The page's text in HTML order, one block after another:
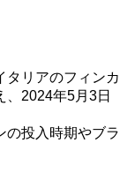
タリアのフィンカ
、2024年5月3日
の投入時期やブラ